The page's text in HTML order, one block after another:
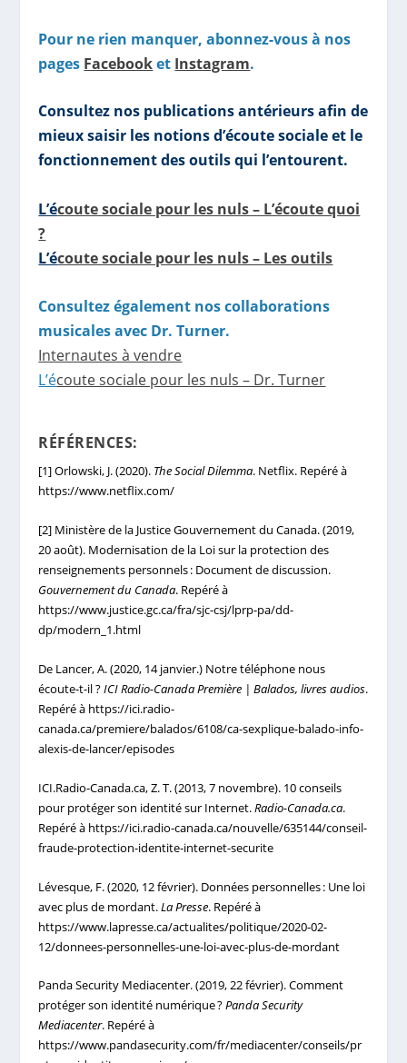
Pour ne rien manquer, abonnez-vous à nos
pages Facebooket Instagram.
Consultez nos publications antérieurs afin de
mieux saisir les notions d’écoute sociale et le
fonctionnement des outils qui l’entourent.
L’écoute sociale pour les nuls – L’écoute quoi
?
L’écoute sociale pour les nuls – Les outils
Consultez également nos collaborations
musicales avec Dr. Turner.
Internautes à vendre
L’écoute sociale pour les nuls – Dr. Turner
RÉFÉRENCES:
[1]Orlowski, J. (2020). The Social Dilemma. Netflix. Repéré à
https://www.netflix.com/
[2] Ministère de la Justice Gouvernement du Canada. (2019,
20 août). Modernisation de la Loi sur la protection des
renseignements personnels : Document de discussion.
Gouvernement du Canada. Repéré à
https://www.justice.gc.ca/fra/sjc-csj/lprp-pa/dd-
dp/modern_1.html
De Lancer, A. (2020, 14 janvier.) Notre téléphone nous
écoute-t-il ?ICI Radio-Canada Première | Balados, livres audios.
Repéré à https://ici.radio-
canada.ca/premiere/balados/6108/ca-sexplique-balado-info-
alexis-de-lancer/episodes
ICI.Radio-Canada.ca, Z. T. (2013, 7 novembre). 10 conseils
pour protéger son identité sur Internet.Radio-Canada.ca.
Repéré à https://ici.radio-canada.ca/nouvelle/635144/conseil-
fraude-protection-identite-internet-securite
Lévesque, F. (2020, 12 février). Données personnelles : Une loi
avec plus de mordant.La Presse. Repéré à
https://www.lapresse.ca/actualites/politique/2020-02-
12/donnees-personnelles-une-loi-avec-plus-de-mordant
Panda Security Mediacenter. (2019, 22 février). Comment
protéger son identité numérique ?Panda Security
Mediacenter. Repéré à
https://www.pandasecurity.com/fr/mediacenter/conseils/pr